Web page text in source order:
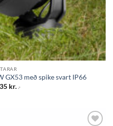
GX53 með spike svart IP66
kr. .-